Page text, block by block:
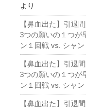
より
【鼻血出た】引退
3つの願いの１つが
ン１回戦 vs. シャン
【鼻血出た】引退
3つの願いの１つが
ン１回戦 vs. シャン
【鼻血出た】引退